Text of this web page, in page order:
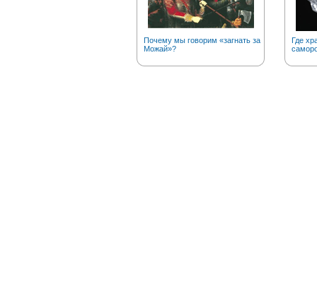
Почему мы говорим «загнать за
Можай»?
Где